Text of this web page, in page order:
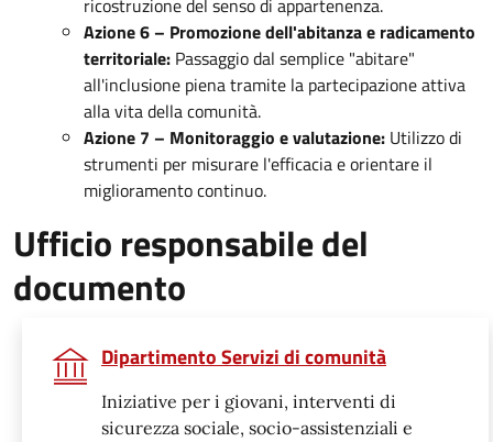
ricostruzione del senso di appartenenza.
Azione 6 – Promozione dell'abitanza e radicamento
territoriale: Passaggio dal semplice "abitare"
all'inclusione piena tramite la partecipazione attiva
alla vita della comunità.
Azione 7 – Monitoraggio e valutazione: Utilizzo di
strumenti per misurare l'efficacia e orientare il
miglioramento continuo.
Ufficio responsabile del
documento
Dipartimento Servizi di comunità
Iniziative per i giovani, interventi di
sicurezza sociale, socio-assistenziali e